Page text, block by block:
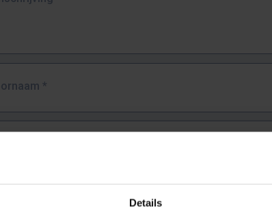
Details
*